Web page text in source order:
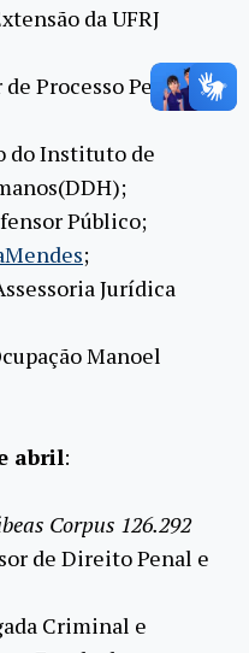
da UFRJ
Processo Penal da
do Instituto de
Público;
;
Jurídica
Manoel
abril:
Corpus 126.292
de Direito Penal e
Criminal e